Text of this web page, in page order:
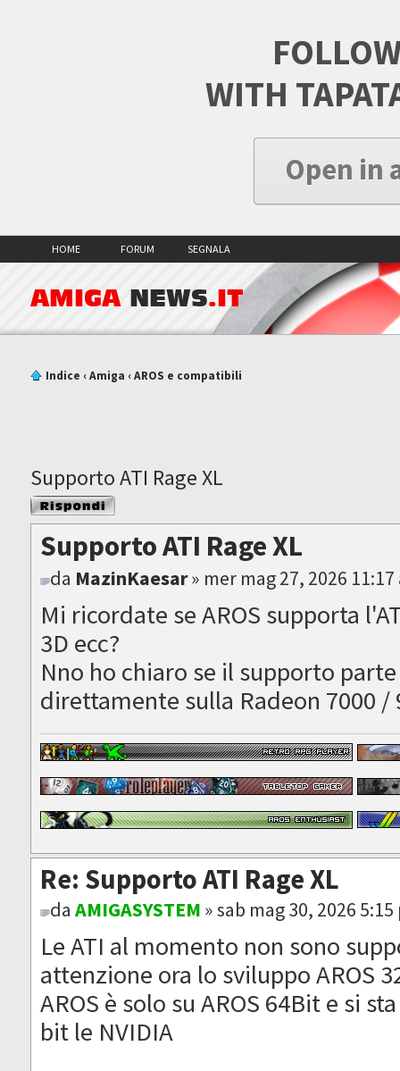
WITH
Open in
HOME FORUM SEGNALA
AMIGA NEWS.IT
Indice ‹Amiga ‹AROS e compatibili
Supporto ATI Rage XL
Rispondi al
messaggio
Supporto ATI Rage XL
da MazinKaesar» mer mag 27, 2026 11:17
Mi ricordate se AROS supporta
3D ecc?
Nno ho chiaro se il supporto
direttamente sulla Radeon 7000 /
Re: Supporto ATI Rage XL
daAMIGASYSTEM » sab mag 30, 2026
Le ATI al momento non sono
attenzione ora lo sviluppo AROS
AROS è solo su AROS 64Bit e si
bit le NVIDIA